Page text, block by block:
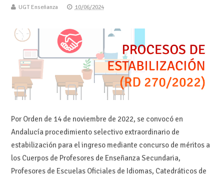
UGT Enseñanza 10/06/2024
Por Orden de 14 de noviembre de 2022, se convocó en
Andalucía procedimiento selectivo extraordinario de
estabilización para el ingreso mediante concurso de méritos a
los Cuerpos de Profesores de Enseñanza Secundaria,
Profesores de Escuelas Oficiales de Idiomas, Catedráticos de